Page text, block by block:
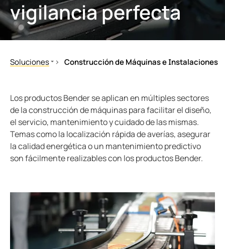
de Gestión y alarma
Toroidales
de carga
y Puertos
Ferroviario
eléctrica para instalaciones de agua y aguas residuales
del cliente
vigilancia perfecta
Soluciones
Sector Hospitalario
Gas, petroquímica
Energías Renovables
Generación de energía
Generadores Eléctricos Móviles
eMobility
Centros de Proceso de Datos
Minería
Seguridad eléctrica para instalaciones de agua y aguas
Construcción de Máquinas e Instalaciones
Máquinas para productos de consumo y de
Industria del automóvil
Grúas y maquinas elevadoras
Robots y equipos de soldadura
Calentamiento por inducción
Los productos Bender se aplican en múltiples sectores
de la construcción de máquinas para facilitar el diseño,
el servicio, mantenimiento y cuidado de las mismas.
Temas como la localización rápida de averías, asegurar
la calidad energética o un mantenimiento predictivo
son fácilmente realizables con los productos Bender.